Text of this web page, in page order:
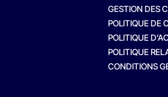
GESTION DES
POLITIQUE DE
POLITIQUE
POLITIQUE
CONDITIONS